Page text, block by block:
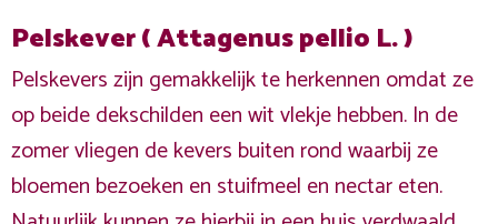
Pelskever ( Attagenus pellio L. )
Pelskevers zijn gemakkelijk te herkennen omdat ze
op beide dekschilden een wit vlekje hebben. In de
zomer vliegen de kevers buiten rond waarbij ze
bloemen bezoeken en stuifmeel en nectar eten.